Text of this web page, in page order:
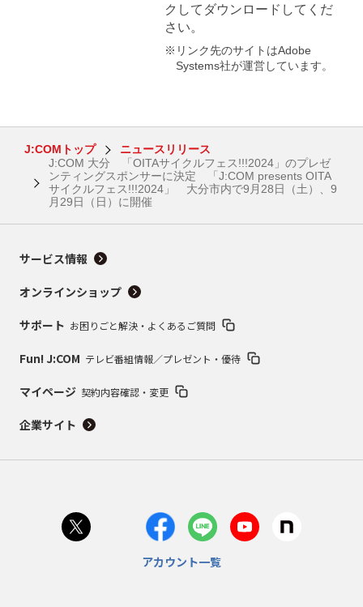
クしてダウンロードしてくだ
さい。
※リンク先のサイトはAdobe
Systems社が運営しています。
J:COMトップ
ニュースリリース
J:COM 大分 「OITAサイクルフェス!!!2024」のプレゼ
ンティングスポンサーに決定 「J:COM presents OITA
サイクルフェス!!!2024」 大分市内で9月28日（土）、9
月29日（日）に開催
サービス情報
オンラインショップ
サポート お困りごと解決・よくあるご質問
Fun! J:COM テレビ番組情報／プレゼント・優待
マイページ 契約内容確認・変更
企業サイト
アカウント一覧